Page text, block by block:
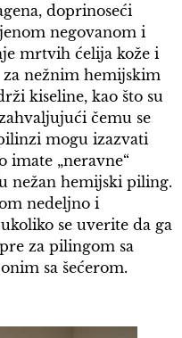
doprinoseći
negovanom i
mrtvih ćelija kože i
nežnim hemijskim
kiseline, kao što su
čemu se
mogu izazvati
„neravne“
nežan hemijski piling.
nedeljno i
se uverite da ga
za pilingom sa
sa šećerom.